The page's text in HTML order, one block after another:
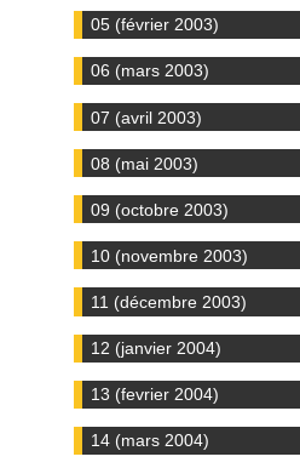
05 (février 2003)
06 (mars 2003)
07 (avril 2003)
08 (mai 2003)
09 (octobre 2003)
10 (novembre 2003)
11 (décembre 2003)
12 (janvier 2004)
13 (fevrier 2004)
14 (mars 2004)